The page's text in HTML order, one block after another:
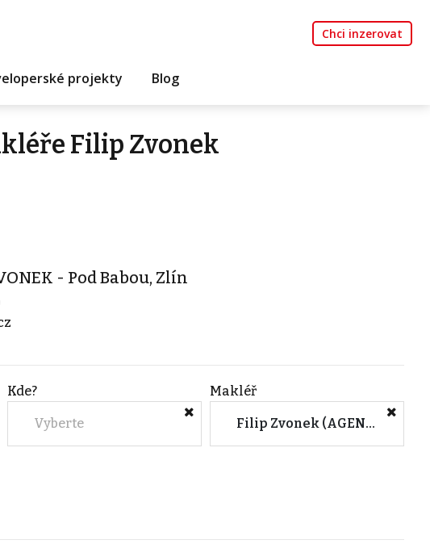
Chci inzerovat
projekty Blog
Filip Zvonek
- Pod Babou, Zlín
Kde?
Vyberte
Makléř
Filip Zvonek (AGENTURA ZVONEK - Pod Babou, Zlín)